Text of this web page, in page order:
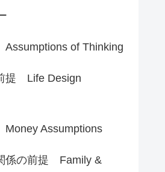
of Thinking
提 Life Design
Assumptions
係の前提 Family &